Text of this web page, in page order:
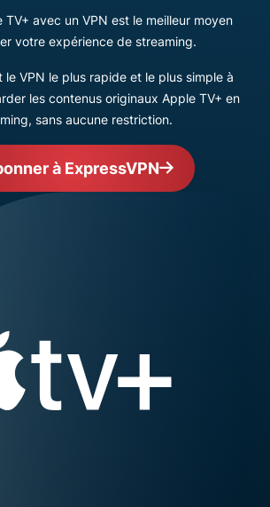
TV+ avec un VPN est le meilleur moyen
votre expérience de streaming.
le VPN le plus rapide et le plus simple à
les contenus originaux Apple TV+ en
sans aucune restriction.
à ExpressVPN